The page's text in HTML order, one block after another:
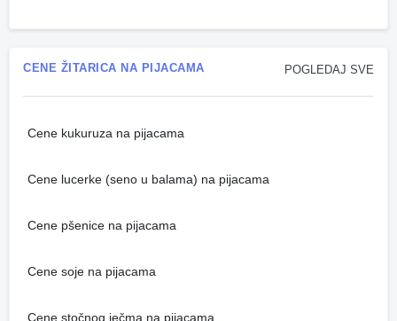
POGLEDAJ SVE
CENE ŽITARICA NA PIJACAMA
Cene kukuruza na pijacama
Cene lucerke (seno u balama) na pijacama
Cene pšenice na pijacama
Cene soje na pijacama
Cene stočnog ječma na pijacama